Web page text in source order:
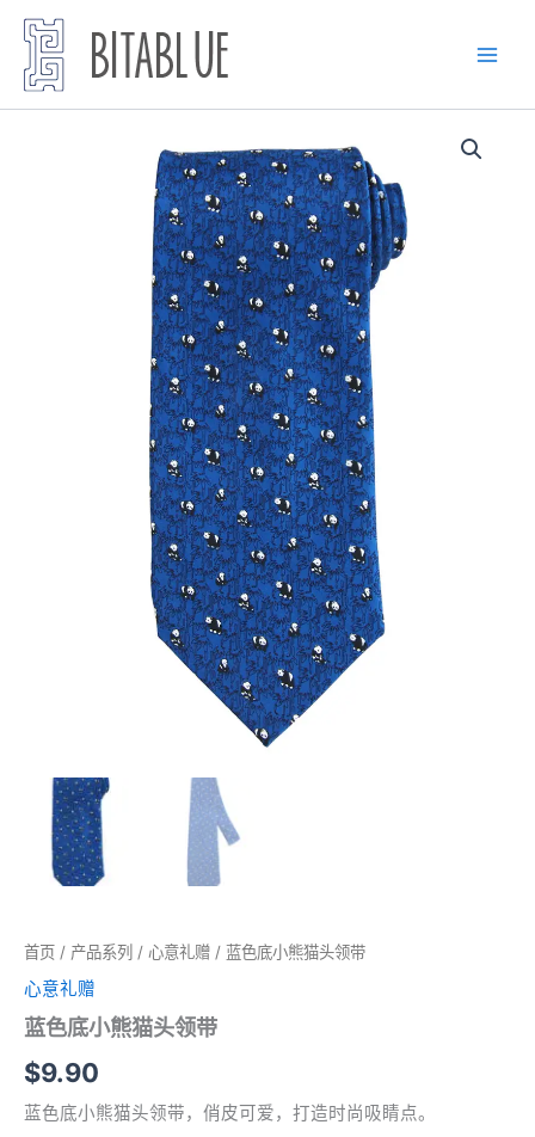
首页 / 产品系列 / 心意礼赠 / 蓝色底小熊猫头领带
心意礼赠
蓝色底小熊猫头领带
$9.90
蓝色底小熊猫头领带，俏皮可爱，打造时尚吸睛点。